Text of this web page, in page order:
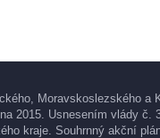
Moravskoslezského
2015. Usnesením vlády
kraje. Souhrnný akční